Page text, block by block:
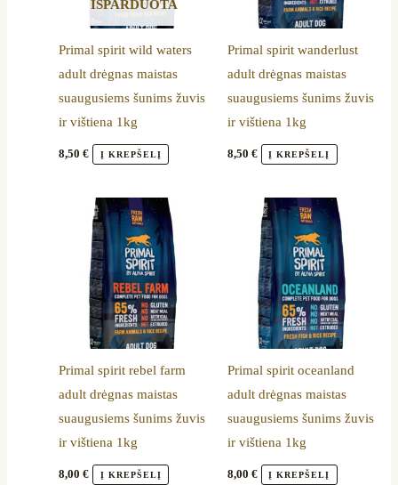
IŠPARDUOTA
Primal spirit wild waters
adult drėgnas maistas
suaugusiems šunims žuvis
ir vištiena 1kg
8,50€ Į KREPŠELĮ
Primal spirit wanderlust
adult drėgnas maistas
suaugusiems šunims žuvis
ir vištiena 1kg
8,50 € Į KREPŠELĮ
Primal spirit rebel farm
adult drėgnas maistas
suaugusiems šunims žuvis
ir vištiena 1kg
8,00€ Į KREPŠELĮ
Primal spirit oceanland
adult drėgnas maistas
suaugusiems šunims žuvis
ir vištiena 1kg
8,00 € Į KREPŠELĮ